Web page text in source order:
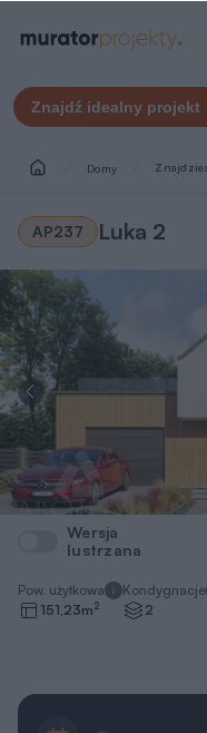
Znajdź idealny projekt
Domy
AP237 Luka 2
Wersja
lustrzana
Pow. użytkowa
151,23m2
Kondygnacje
2